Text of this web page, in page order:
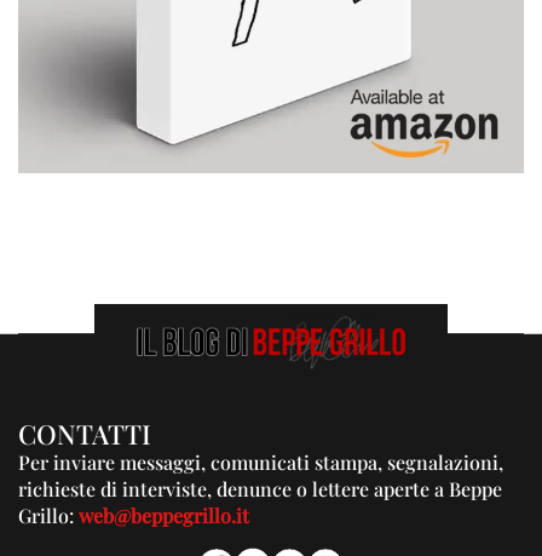
CONTATTI
Per inviare messaggi, comunicati stampa, segnalazioni,
richieste di interviste, denunce o lettere aperte a Beppe
Grillo:web@beppegrillo.it